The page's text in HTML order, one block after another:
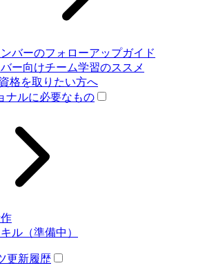
バーのフォローアップガイド
ー向けチーム学習のススメ
格を取りたい方へ
ナルに必要なもの
ル（準備中）
更新履歴